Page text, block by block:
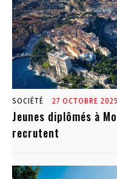
SOCIÉTÉ 27 OCTOBRE
Jeunes diplômés à
recrutent